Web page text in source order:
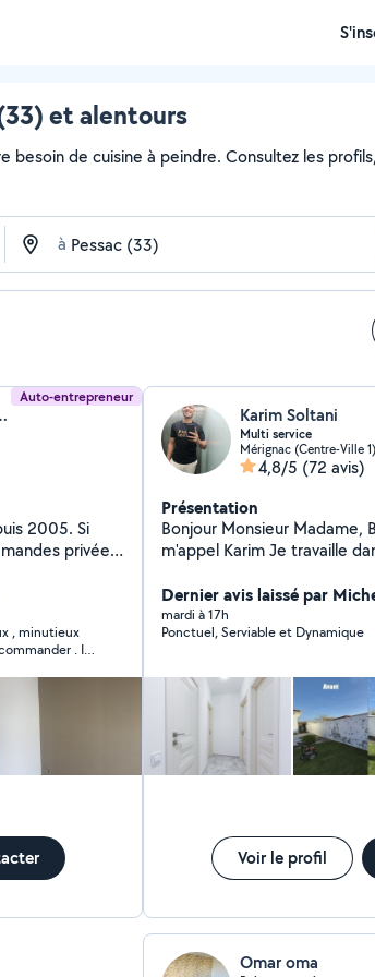
et alentours
besoin de cuisine à peindre. Consultez les
à
Auto-entrepreneur
VIE & COULOURS)
2005. Si
privée
, minutieux
. Il
défaut
une personne
vraiment pas
Karim Soltani
Multi service
Mérignac (Centre-Ville 1)
4,8/5 (72 avis)
Présentation
Bonjour Monsieur Madame,
m'appel Karim Je travaille dans le bâtiment, je peux
différents métier ( peinture,
, menuiserie, montage de
cuisine , espace vert ,
Dernier avis laissé par
mardi à 17h
Ponctuel, Serviable et Dynamique
Voir le profil
Omar oma